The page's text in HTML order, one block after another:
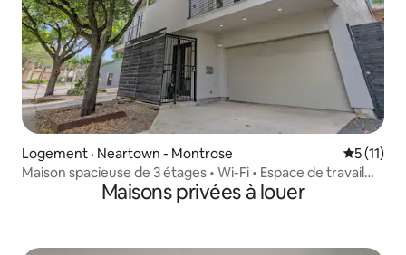
Logement · Neartown - Montrose Note
5 (11)
Maison spacieuse de 3 étages • Wi-Fi • Espace de travail
• StationnementMaisons privées à louer